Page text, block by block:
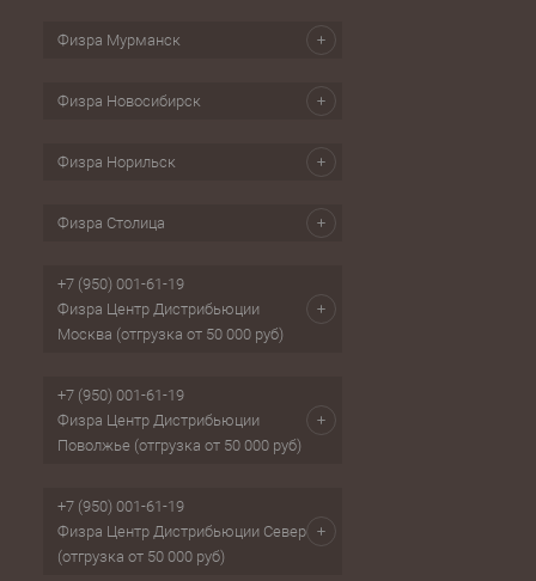
Физра Мурманск
Физра Новосибирск
Физра Норильск
Физра Столица
+7 (950) 001-61-19
Физра Центр Дистрибьюции
Москва (отгрузка от 50 000 руб)
+7 (950) 001-61-19
Физра Центр Дистрибьюции
Поволжье (отгрузка от 50 000 руб)
+7 (950) 001-61-19
Физра Центр Дистрибьюции Север
(отгрузка от 50 000 руб)